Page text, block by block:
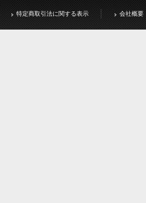
特定商取引法に関する表示 会社概要